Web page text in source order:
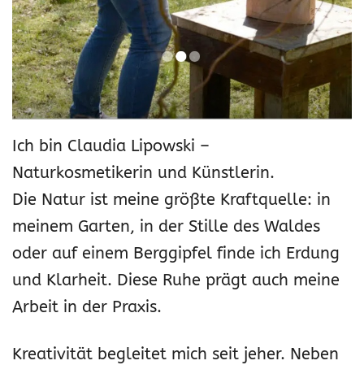
Ich bin Claudia Lipowski –
Naturkosmetikerin und Künstlerin.
Die Natur ist meine größte Kraftquelle: in
meinem Garten, in der Stille des Waldes
oder auf einem Berggipfel finde ich Erdung
und Klarheit. Diese Ruhe prägt auch meine
Arbeit in der Praxis.
Kreativität begleitet mich seit jeher. Neben